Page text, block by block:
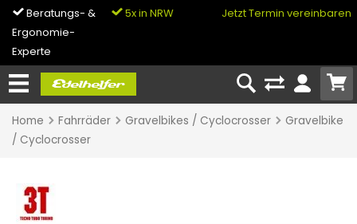
Beratungs- &
Ergonomie-
Experte
5x in NRW
0% Finanzierung
Jetzt Termin vereinbaren
Home Fahrräder Gravelbikes / Cyclocrosser
Gravelbike
/ Cyclocrosser